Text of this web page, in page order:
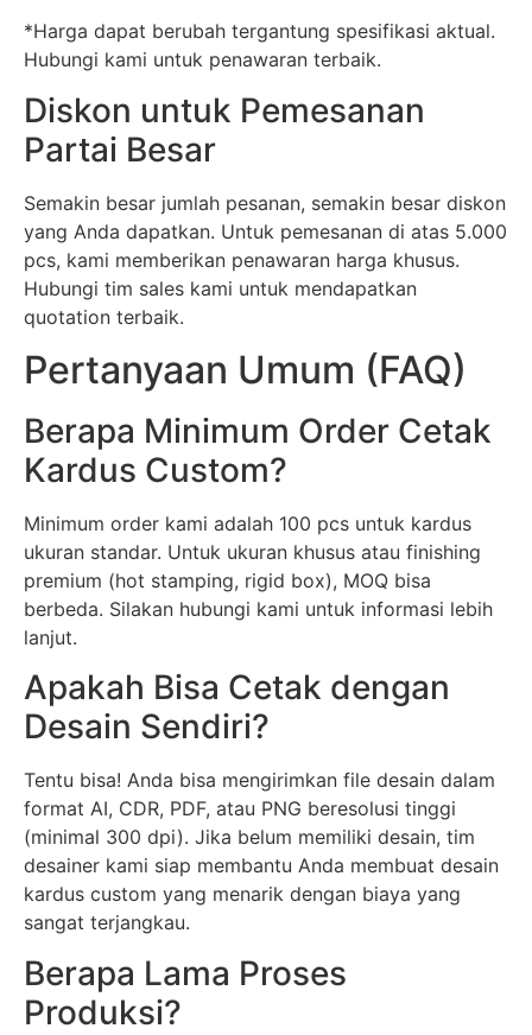
*Harga dapat berubah tergantung spesifikasi aktual.
Hubungi kami untuk penawaran terbaik.
Diskon untuk Pemesanan
Partai Besar
Semakin besar jumlah pesanan, semakin besar diskon
yang Anda dapatkan. Untuk pemesanan di atas 5.000
pcs, kami memberikan penawaran harga khusus.
Hubungi tim sales kami untuk mendapatkan
quotation terbaik.
Pertanyaan Umum (FAQ)
Berapa Minimum Order Cetak
Kardus Custom?
Minimum order kami adalah 100 pcs untuk kardus
ukuran standar. Untuk ukuran khusus atau finishing
premium (hot stamping, rigid box), MOQ bisa
berbeda. Silakan hubungi kami untuk informasi lebih
lanjut.
Apakah Bisa Cetak dengan
Desain Sendiri?
Tentu bisa! Anda bisa mengirimkan file desain dalam
format AI, CDR, PDF, atau PNG beresolusi tinggi
(minimal 300 dpi). Jika belum memiliki desain, tim
desainer kami siap membantu Anda membuat desain
kardus custom yang menarik dengan biaya yang
sangat terjangkau.
Berapa Lama Proses
Produksi?